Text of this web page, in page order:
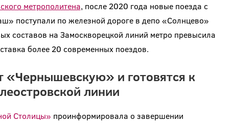
метрополитена, после 2020 года новые поезда с
поступали по железной дороге в депо «Солнцево»
составов на Замоскворецкой линий метро превысила
более 20 современных поездов.
«Чернышевскую» и готовятся к
линии
Столицы» проинформировала о завершении